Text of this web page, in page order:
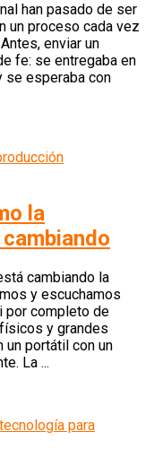
han pasado de ser
un proceso cada vez
enviar un
fe: se entregaba en
se esperaba con
la
cambiando la
y escuchamos
por completo de
y grandes
un portátil con un
La ...